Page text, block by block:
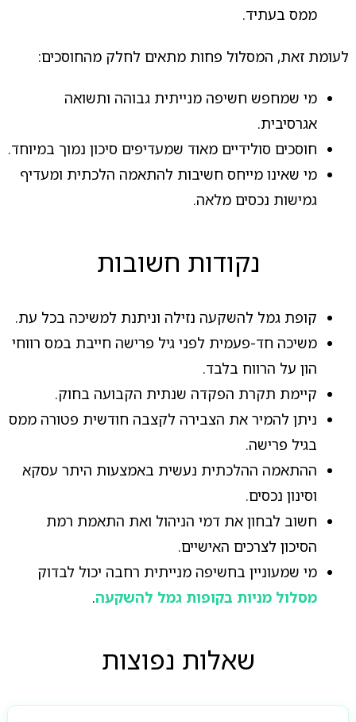
ממס בעתיד.
לעומת זאת, המסלול פחות מתאים לחלק מהחוסכים:
מי שמחפש חשיפה מנייתית גבוהה ותשואה
אגרסיבית.
חוסכים סולידיים מאוד שמעדיפים סיכון נמוך במיוחד.
מי שאינו מייחס חשיבות להתאמה הלכתית ומעדיף
גמישות נכסים מלאה.
נקודות חשובות
קופת גמל להשקעה נזילה וניתנת למשיכה בכל עת.
משיכה חד-פעמית לפני גיל פרישה חייבת במס רווחי
הון על הרווח בלבד.
קיימת תקרת הפקדה שנתית הקבועה בחוק.
ניתן להמיר את הצבירה לקצבה חודשית פטורה ממס
בגיל פרישה.
ההתאמה ההלכתית נעשית באמצעות היתר עסקא
וסינון נכסים.
חשוב לבחון את דמי הניהול ואת התאמת רמת
הסיכון לצרכים האישיים.
מי שמעוניין בחשיפה מנייתית רחבה יכול לבדוק
מסלול מניות בקופות גמל להשקעה.
שאלות נפוצות